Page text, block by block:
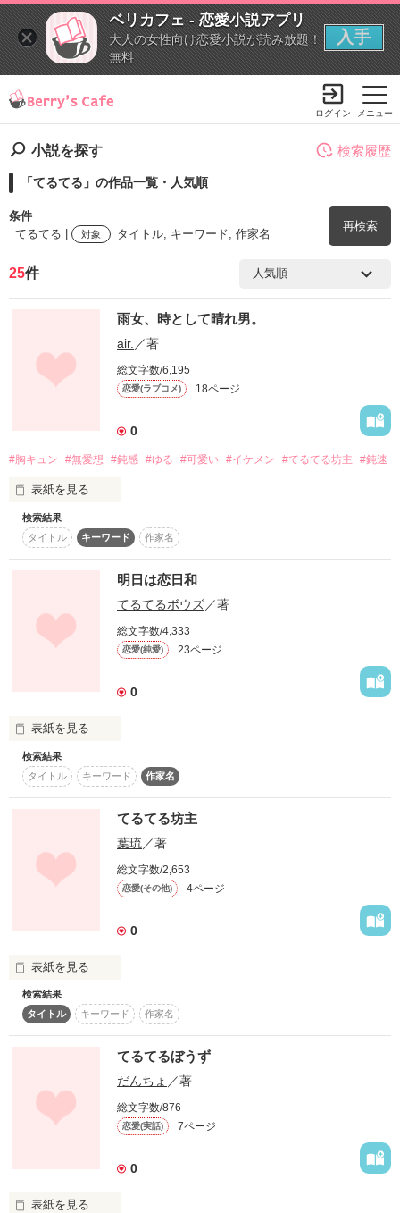
ベリカフェ - 恋愛小説アプリ
大人の女性向け恋愛小説が読み放題！
無料
入手
メニュー
ログイン
小説を探す
「てるてる」の作品一覧・人気順
条件
てるてる |
対象 タイトル, キーワード, 作家名
再検索
検索ワード
ステータス 全て 完結
コンテスト
スターツ出版小説投稿サイト合同企画「1話からの長編大
賞」ベリーズカフェ会場
その他の条件 動画あり
検索履歴
25件
雨女、時として晴れ男。
air. ／著
総文字数/6,195
恋愛(ラブコメ) 18ページ
0
#胸キュン #無愛想 #鈍感 #ゆる #可愛い #イケメン #てるてる坊主 #鈍速
表紙を見る
Takaya Terumi
北見 時雨
Kitami Shigure
出逢ったようです。
「傘、使って。」
「…面倒くせぇ」
「……ていうか、誰？」
検索結果
タイトル
キーワード 作家名
明日は恋日和
てるてるボウズ／著
総文字数/4,333
恋愛(純愛) 23ページ
0
表紙を見る
もしも願いがひとつ
叶うなら。
君の幸せを願うだろう。
君の笑顔だけを、願う。』
てるてるボウズ
お初の作品**
検索結果
タイトル
キーワード 作家名
てるてる坊主
葉琉／著
総文字数/2,653
恋愛(その他) 4ページ
0
表紙を見る
作品を読む
検索結果
タイトル
キーワード 作家名
てるてるぼうず
だんちょ ／著
総文字数/876
恋愛(実話) 7ページ
0
表紙を見る